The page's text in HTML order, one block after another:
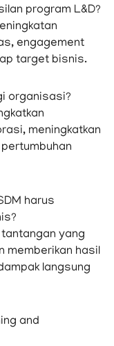
program L&D?
engagement
target bisnis.
organisasi?
meningkatkan
harus
yang
memberikan hasil
langsung
and